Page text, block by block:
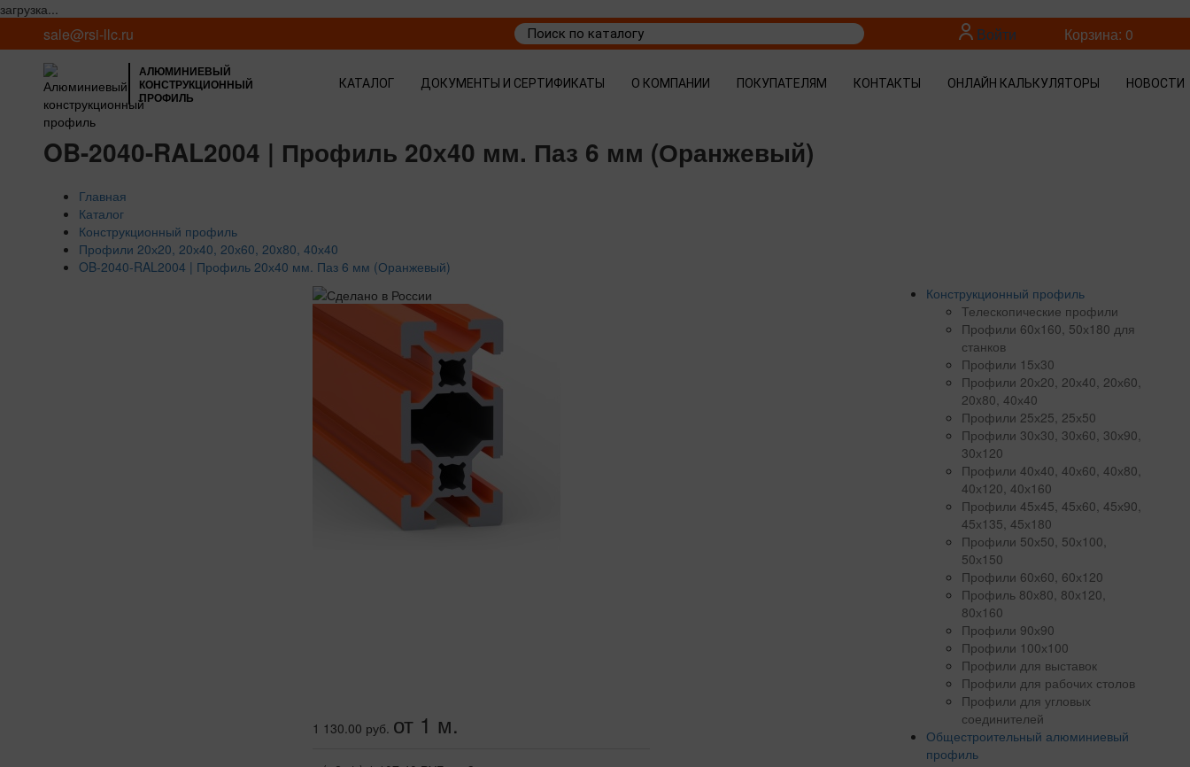
загрузка...
sale@rsi-llc.ru Войти Корзина: 0
АЛЮМИНИЕВЫЙ
КОНСТРУКЦИОННЫЙ
ПРОФИЛЬ
КАТАЛОГ ДОКУМЕНТЫ И СЕРТИФИКАТЫ О КОМПАНИИ ПОКУПАТЕЛЯМ КОНТАКТЫ ОНЛАЙН КАЛЬКУЛЯТОРЫ НОВОСТИ
OB-2040-RAL2004 | Профиль 20х40 мм. Паз 6 мм (Оранжевый)
Главная
Каталог
Конструкционный профиль
Профили 20х20, 20х40, 20х60, 20x80, 40х40
OB-2040-RAL2004 | Профиль 20х40 мм. Паз 6 мм (Оранжевый)
1 130.00 руб. от 1 м.
Конструкционный профиль
Телескопические профили
Профили 60х160, 50х180 для
станков
Профили 15х30
Профили 20х20, 20х40, 20х60,
20x80, 40х40
Профили 25х25, 25х50
Профили 30х30, 30х60, 30х90,
30х120
Профили 40х40, 40х60, 40х80,
40х120, 40х160
Профили 45х45, 45х60, 45х90,
45х135, 45х180
Профили 50х50, 50х100,
50х150
Профили 60х60, 60х120
Профиль 80х80, 80х120,
80х160
Профили 90х90
Профили 100х100
Профили для выставок
Профили для рабочих столов
Профили для угловых
соединителей
Общестроительный алюминиевый
профиль